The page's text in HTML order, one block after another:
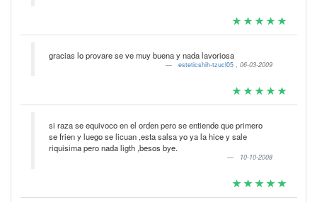
gracias lo provare se ve muy buena y nada lavoriosa
esteticshih-tzucl05 , 06-03-2009
si raza se equivoco en el orden pero se entiende que primero
se frien y luego se licuan ,esta salsa yo ya la hice y sale
riquisima pero nada ligth ,besos bye.
10-10-2008